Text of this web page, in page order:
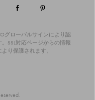
グローバルサインにより認
SSL対応ページからの情報
り保護されます。